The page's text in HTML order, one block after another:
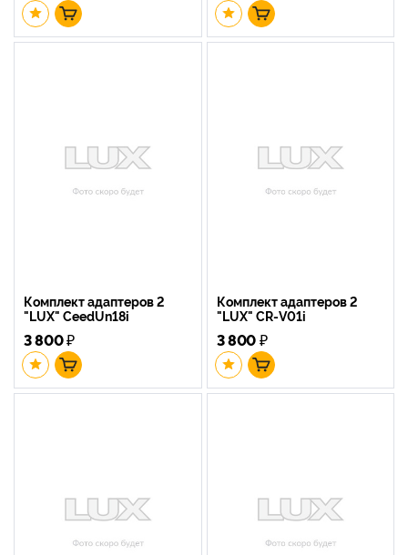
Комплект адаптеров 2
"LUX" CeedUn18i
3 800₽
Комплект адаптеров 2
"LUX" CR-V01i
3 800₽